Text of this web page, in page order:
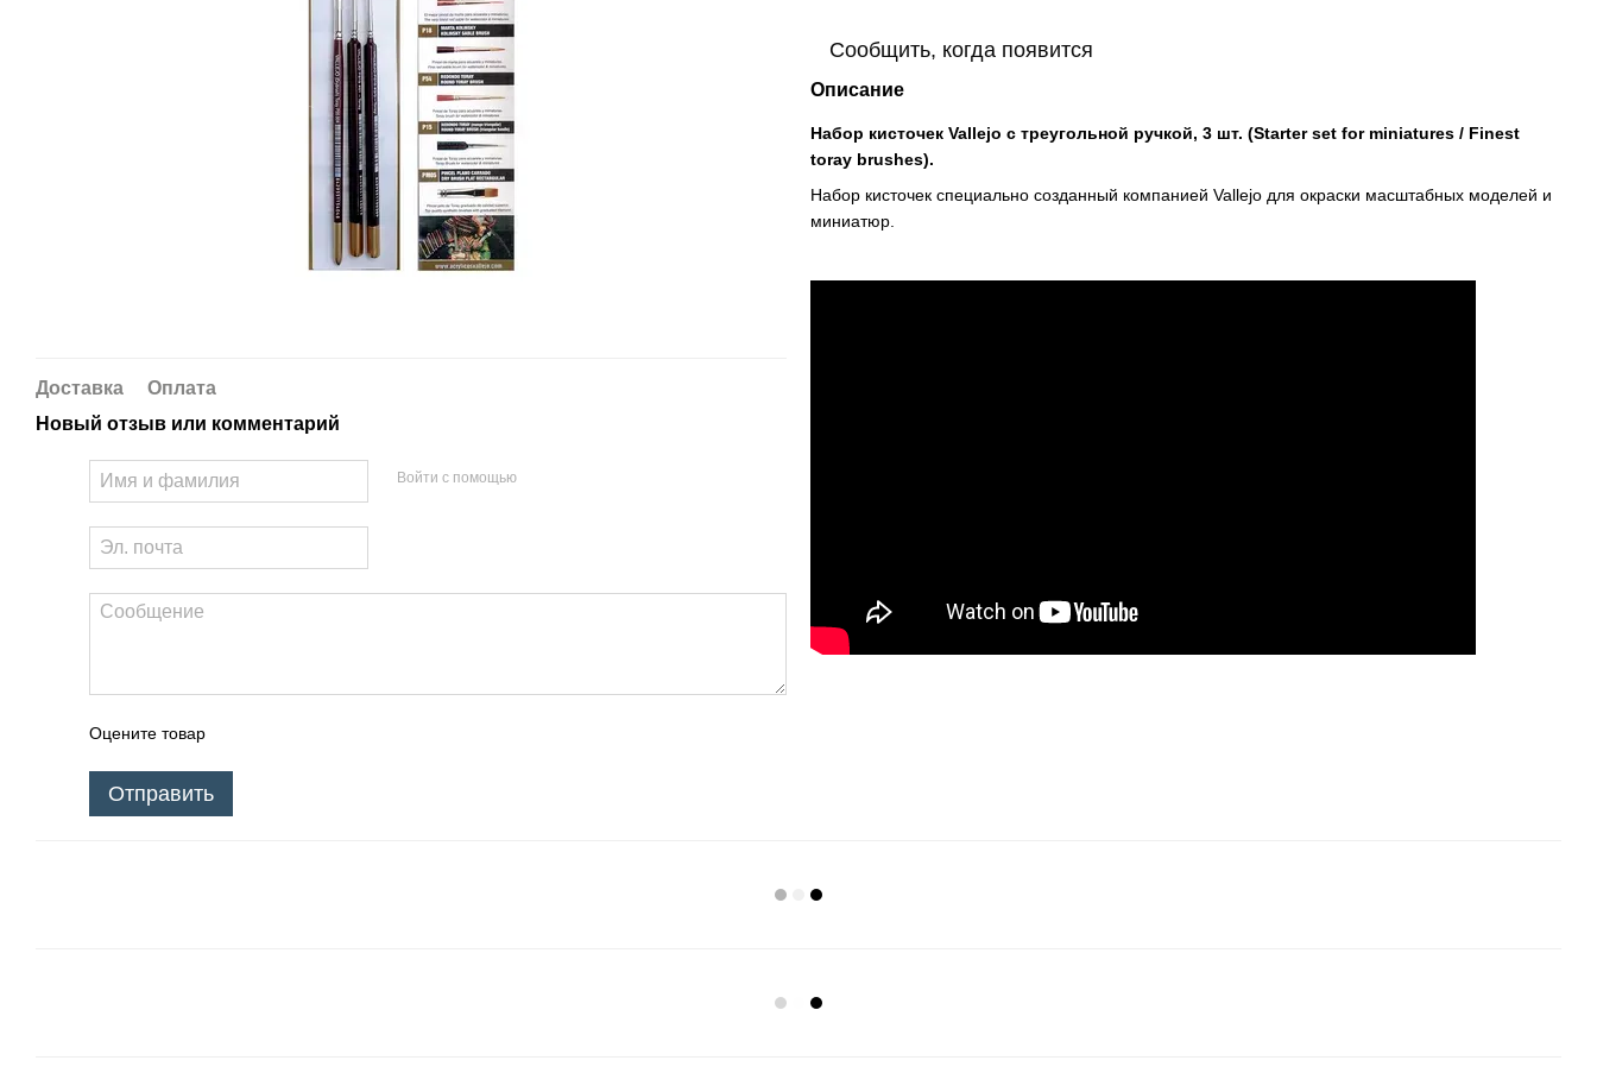
Доставка
Оплата
Новый отзыв или комментарий
Войти с помощью
Оцените товар
Отправить
Сообщить, когда появится
Описание
Набор кисточек Vallejo с треугольной ручкой, 3 шт. (Starter set for miniatures / Finest
toray brushes).
Набор кисточек специально созданный компанией Vallejo для окраски масштабных моделей и
миниатюр.